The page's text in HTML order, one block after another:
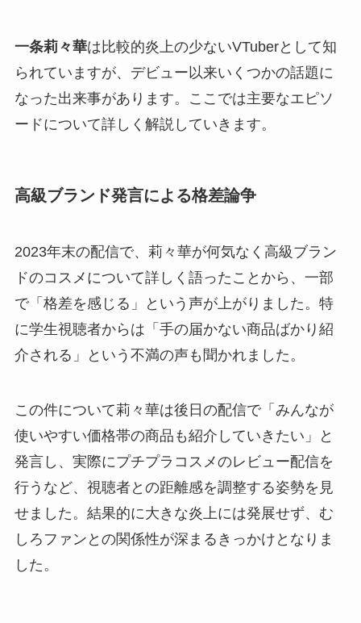
一条莉々華は比較的炎上の少ないVTuberとして知
られていますが、デビュー以来いくつかの話題に
なった出来事があります。ここでは主要なエピソ
ードについて詳しく解説していきます。
高級ブランド発言による格差論争
2023年末の配信で、莉々華が何気なく高級ブラン
ドのコスメについて詳しく語ったことから、一部
で「格差を感じる」という声が上がりました。特
に学生視聴者からは「手の届かない商品ばかり紹
介される」という不満の声も聞かれました。
この件について莉々華は後日の配信で「みんなが
使いやすい価格帯の商品も紹介していきたい」と
発言し、実際にプチプラコスメのレビュー配信を
行うなど、視聴者との距離感を調整する姿勢を見
せました。結果的に大きな炎上には発展せず、む
しろファンとの関係性が深まるきっかけとなりま
した。